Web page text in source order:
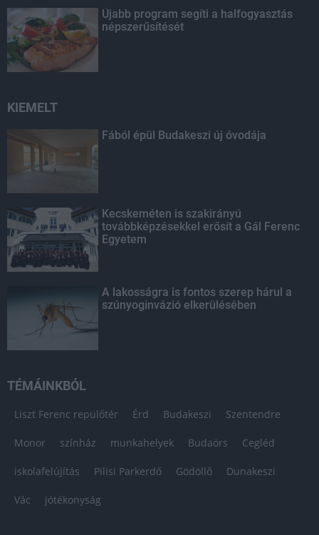
Újabb program segíti a halfogyasztás
népszerűsítését
KIEMELT
Fából épül Budakeszi új óvodája
Kecskeméten is szakirányú
továbbképzésekkel erősít a Gál Ferenc
Egyetem
A lakosságra is fontos szerep hárul a
szúnyoginvázió elkerülésében
TÉMÁINKBÓL
Liszt Ferenc repülőtér Érd Budakeszi Szentendre
Monor színház munkahelyek Budaörs Cegléd
iskolafelújítás Pilisi Parkerdő Gödöllő Dunakeszi
Vác jótékonyság